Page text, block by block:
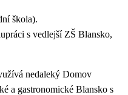
škola).
s vedlejší ZŠ Blansko,
nedaleký Domov
a gastronomické Blansko s